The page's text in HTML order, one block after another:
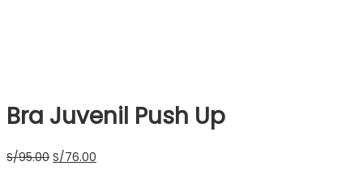
Bra Juvenil Push Up
S/95.00 El
S/76.00